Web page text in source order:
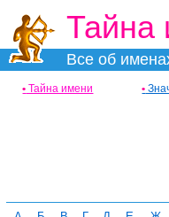
Тайна
Все об
• Тайна имени •